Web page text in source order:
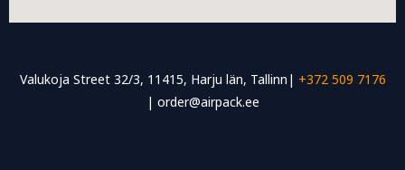
Valukoja Street 32/3, 11415, Harju län, Tallinn| +372 509 7176
| order@airpack.ee